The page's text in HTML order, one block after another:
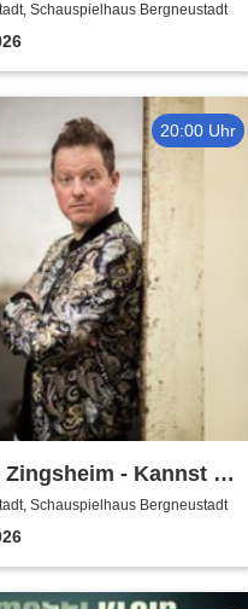
Schauspielhaus Bergneustadt
20:00 Uhr
- Kannst Du
Ausdenken
Schauspielhaus Bergneustadt